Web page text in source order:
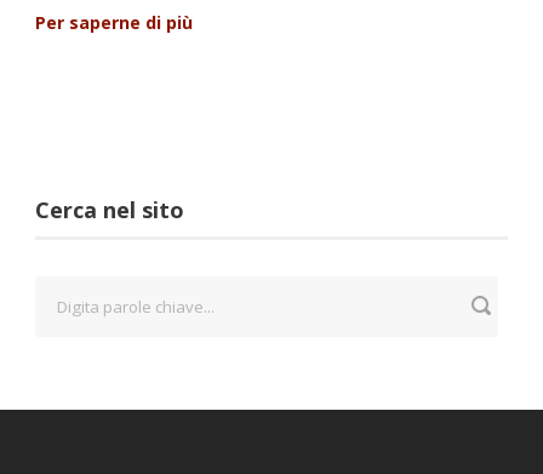
Per saperne di più
Cerca nel sito